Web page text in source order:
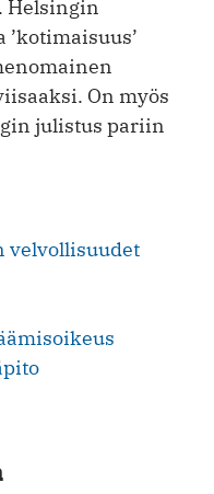
Helsingin
On myös
julistus pariin
velvollisuudet